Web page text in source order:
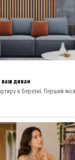
ваш диван
в березні. Перший